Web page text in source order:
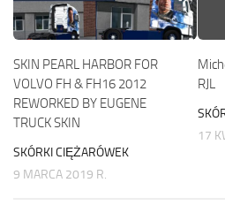
SKIN PEARL HARBOR FOR
VOLVO FH & FH16 2012
REWORKED BY EUGENE
TRUCK SKIN
SKÓRKI CIĘŻARÓWEK
9 MARCA 2019 R.
RJL
17